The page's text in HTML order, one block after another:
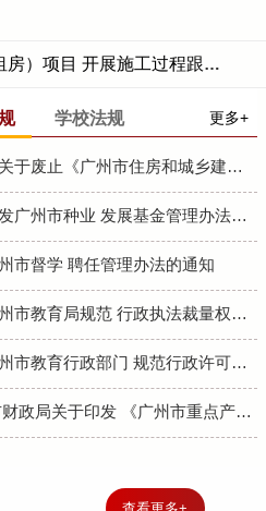
项目 开展施工过程跟踪审计...
学校法规 更多+
广州市住房和城乡建设委员会关于进...
州市种业 发展基金管理办法的通知
市督学 聘任管理办法的通知
育局规范 行政执法裁量权规定的通知
行政部门 规范行政许可裁量权规定的...
于印发 《广州市重点产业知识产权运...